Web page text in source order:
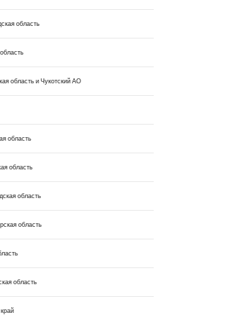
область
область и Чукотский АО
область
область
область
область
область